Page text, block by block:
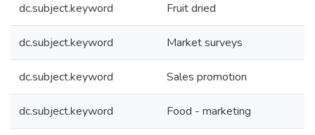
dc.subject.keyword Fruit dried
dc.subject.keyword Market surveys
dc.subject.keyword Sales promotion
dc.subject.keyword Food - marketing